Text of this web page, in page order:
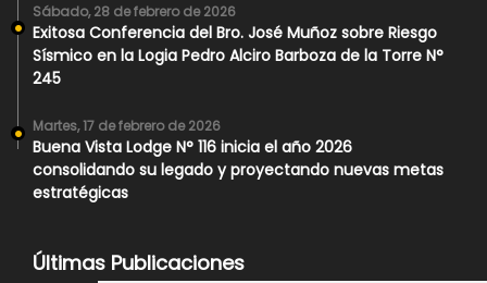
Sábado, 28 de febrero de 2026
Exitosa Conferencia del Bro. José Muñoz sobre Riesgo
Sísmico en la Logia Pedro Alciro Barboza de la Torre N°
245
Martes, 17 de febrero de 2026
Buena Vista Lodge N° 116 inicia el año 2026
consolidando su legado y proyectando nuevas metas
estratégicas
Últimas Publicaciones